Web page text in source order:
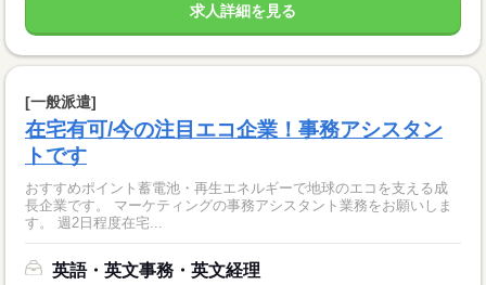
求人詳細を見る
[一般派遣]
在宅有可/今の注目エコ企業！事務アシスタン
トです
おすすめポイント蓄電池・再生エネルギーで地球のエコを支える成
長企業です。 マーケティングの事務アシスタント業務をお願いしま
す。 週2日程度在宅...
英語・英文事務・英文経理